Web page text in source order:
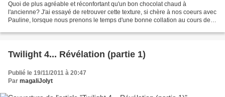
Quoi de plus agréable et réconfortant qu'un bon chocolat chaud à
l'ancienne? J'ai essayé de retrouver cette texture, si chère à nos coeurs avec
Pauline, lorsque nous prenons le temps d'une bonne collation au cours de
Twilight 4... Révélation (partie 1)
Publié le 19/11/2011 à 20:47
Par magaliJolyt